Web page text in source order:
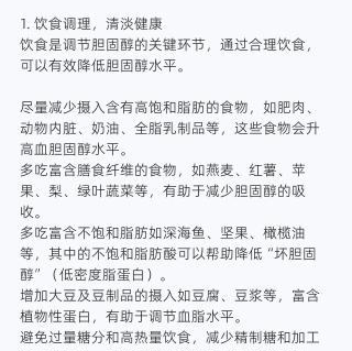
1. 饮食调理，清淡健康
饮食是调节胆固醇的关键环节，通过合理饮食，
可以有效降低胆固醇水平。
尽量减少摄入含有高饱和脂肪的食物，如肥肉、
动物内脏、奶油、全脂乳制品等，这些食物会升
高血胆固醇水平。
多吃富含膳食纤维的食物，如燕麦、红薯、苹
果、梨、绿叶蔬菜等，有助于减少胆固醇的吸
收。
多吃富含不饱和脂肪如深海鱼、坚果、橄榄油
等，其中的不饱和脂肪酸可以帮助降低“坏胆固
醇”（低密度脂蛋白）。
增加大豆及豆制品的摄入如豆腐、豆浆等，富含
植物性蛋白，有助于调节血脂水平。
避免过量糖分和高热量饮食，减少精制糖和加工